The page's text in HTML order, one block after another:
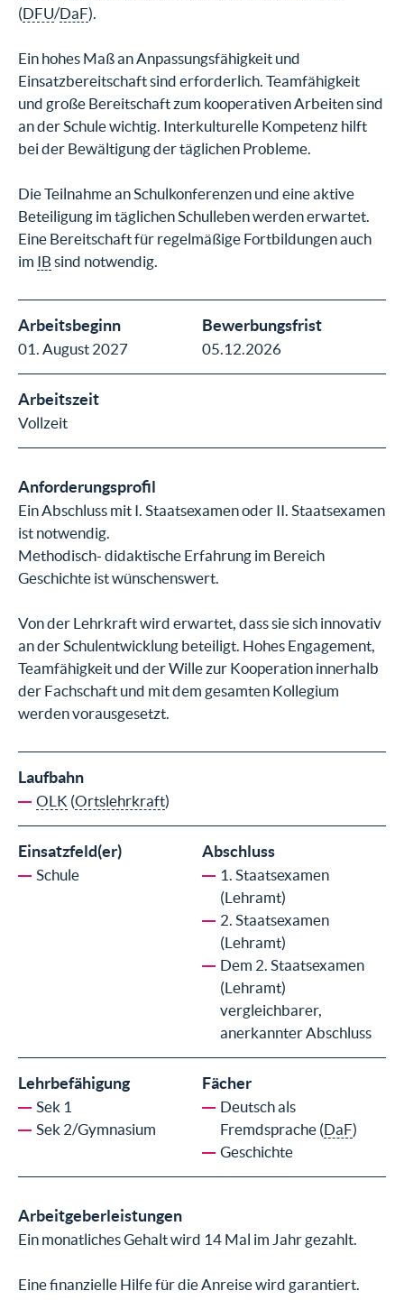
(DFU/DaF).
Ein hohes Maß an Anpassungsfähigkeit und
Einsatzbereitschaft sind erforderlich. Teamfähigkeit
und große Bereitschaft zum kooperativen Arbeiten sind
an der Schule wichtig. Interkulturelle Kompetenz hilft
bei der Bewältigung der täglichen Probleme.
Die Teilnahme an Schulkonferenzen und eine aktive
Beteiligung im täglichen Schulleben werden erwartet.
Eine Bereitschaft für regelmäßige Fortbildungen auch
im IB sind notwendig.
Arbeitsbeginn
01. August 2027
Bewerbungsfrist
05.12.2026
Arbeitszeit
Vollzeit
Anforderungsprofil
Ein Abschluss mit I. Staatsexamen oder II. Staatsexamen
ist notwendig.
Methodisch- didaktische Erfahrung im Bereich
Geschichte ist wünschenswert.
Von der Lehrkraft wird erwartet, dass sie sich innovativ
an der Schulentwicklung beteiligt. Hohes Engagement,
Teamfähigkeit und der Wille zur Kooperation innerhalb
der Fachschaft und mit dem gesamten Kollegium
werden vorausgesetzt.
Laufbahn
OLK (Ortslehrkraft)
Einsatzfeld(er)
Schule
Abschluss
1. Staatsexamen
(Lehramt)
2. Staatsexamen
(Lehramt)
Dem 2. Staatsexamen
(Lehramt)
vergleichbarer,
anerkannter Abschluss
Lehrbefähigung
Sek 1
Sek 2/Gymnasium
Fächer
Deutsch als
Fremdsprache (DaF)
Geschichte
Arbeitgeberleistungen
Ein monatliches Gehalt wird 14 Mal im Jahr gezahlt.
Eine finanzielle Hilfe für die Anreise wird garantiert.